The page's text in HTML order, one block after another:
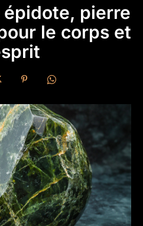
épidote, pierre
le corps et